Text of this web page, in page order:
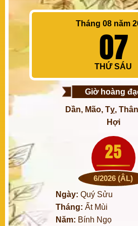
Tháng 08 năm
07
THỨ SÁU
Giờ hoàng
Dần, Mão, Tỵ,
Hợi
25
6/2026 (ÂL)
Ngày:Quý Sửu
Tháng:Ất Mùi
Năm: Bính Ngọ